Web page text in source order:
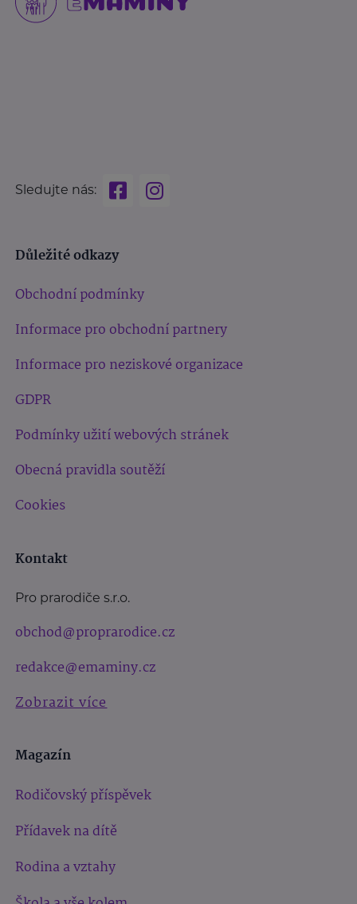
Sledujte nás:
Důležité odkazy
Obchodní podmínky
Informace pro obchodní partnery
Informace pro neziskové organizace
GDPR
Podmínky užití webových stránek
Obecná pravidla soutěží
Cookies
Kontakt
Pro prarodiče s.r.o.
obchod@proprarodice.cz
redakce@emaminy.cz
Zobrazit více
Magazín
Rodičovský příspěvek
Přídavek na dítě
Rodina a vztahy